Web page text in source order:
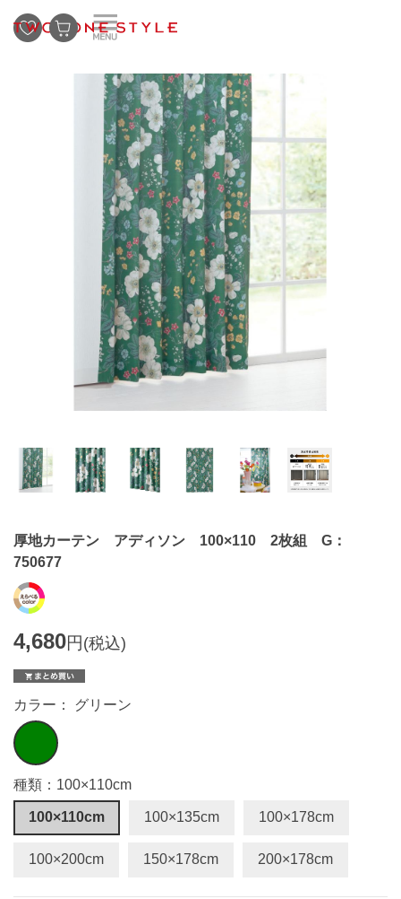
厚地カーテン アディソン 100×110 2枚組 G：
750677
4,680円(税込)
カラー： グリーン
種類：100×110cm
100×110cm 100×135cm 100×178cm
100×200cm 150×178cm 200×178cm